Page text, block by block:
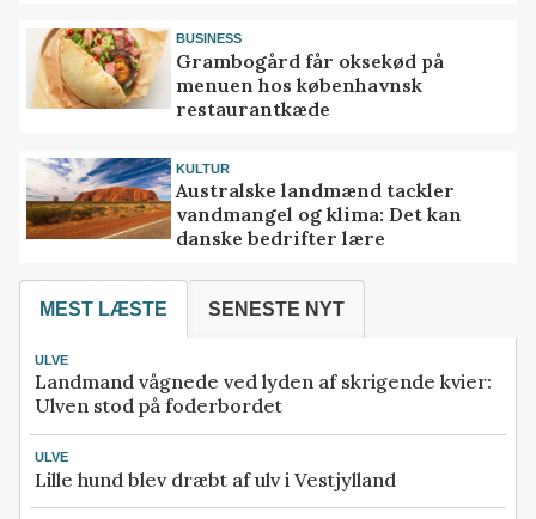
BUSINESS
Grambogård får oksekød på
menuen hos københavnsk
restaurantkæde
KULTUR
Australske landmænd tackler
vandmangel og klima: Det kan
danske bedrifter lære
MEST LÆSTE SENESTE NYT
ULVE
Landmand vågnede ved lyden af skrigende kvier:
Ulven stod på foderbordet
ULVE
Lille hund blev dræbt af ulv i Vestjylland